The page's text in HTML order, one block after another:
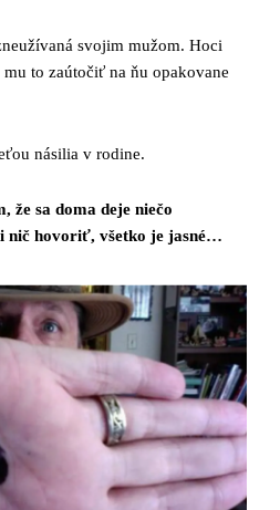
svojim mužom. Hoci
to zaútočiť na ňu opakovane
násilia v rodine.
že sa doma deje niečo
nič hovoriť, všetko je jasné…